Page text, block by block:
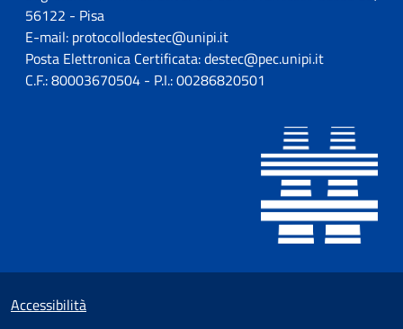
56122 - Pisa
E-mail: protocollodestec@unipi.it
Posta Elettronica Certificata: destec@pec.unipi.it
C.F.: 80003670504 - P.I.: 00286820501
Small prints
Useful links section
Accessibilità